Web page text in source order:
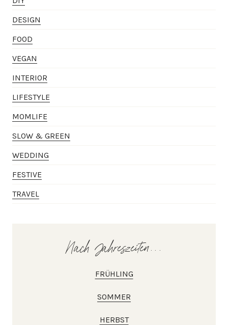
DESIGN
FOOD
VEGAN
INTERIOR
LIFESTYLE
MOMLIFE
SLOW & GREEN
WEDDING
FESTIVE
TRAVEL
Nach Jahreszeiten...
FRÜHLING
SOMMER
HERBST